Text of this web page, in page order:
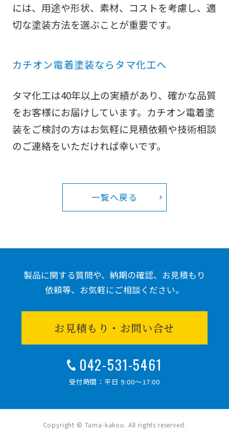
には、用途や形状、素材、コストを考慮し、適
切な塗装方法を選ぶことが重要です。
カチオン電着塗装ならタマ化工へ
タマ化工は40年以上の実績があり、確かな品質
をお客様にお届けしています。カチオン電着塗
装をご検討の方はお気軽に見積依頼や技術相談
のご連絡をいただければ幸いです。
一覧へ戻る
製品に関する質問や、納期の確認、お見積もり
依頼等、 お気軽にご相談ください。
お見積もり・お問い合せ
042-531-5461
受付時間：平日 9:00～17:00
Copyright © Tama-kakou. All rights reserved.